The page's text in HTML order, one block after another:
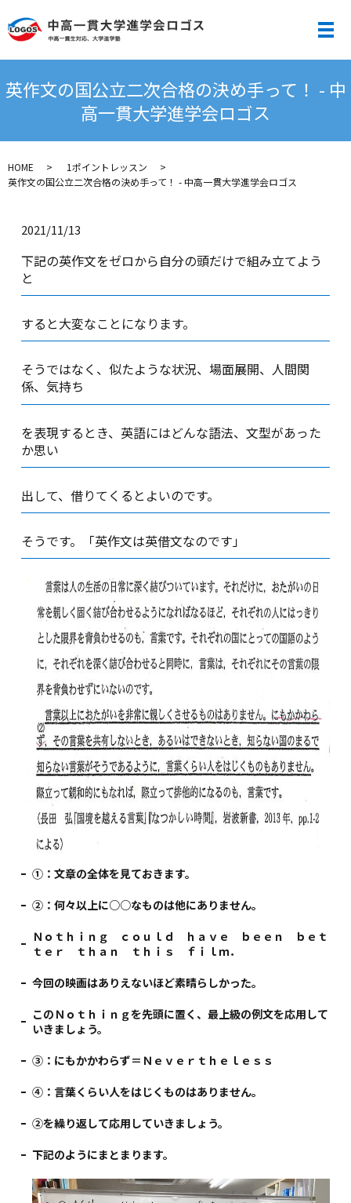
メ
英作文の国公立二次合格の決め手って！ - 中
高一貫大学進学会ロゴス
HOME
1ポイントレッスン
英作文の国公立二次合格の決め手って！ - 中高一貫大学進学会ロゴス
2021/11/13
下記の英作文をゼロから自分の頭だけで組み立てよう
と
すると大変なことになります。
そうではなく、似たような状況、場面展開、人間関
係、気持ち
を表現するとき、英語にはどんな語法、文型があった
か思い
出して、借りてくるとよいのです。
そうです。「英作文は英借文なのです」
①：文章の全体を見ておきます。
②：何々以上に○○なものは他にありません。
Ｎｏｔｈｉｎｇ ｃｏｕｌｄ ｈａｖｅ ｂｅｅｎ ｂｅｔ
ｔｅｒ ｔｈａｎ ｔｈｉｓ ｆｉｌｍ．
今回の映画はありえないほど素晴らしかった。
このＮｏｔｈｉｎｇを先頭に置く、最上級の例文を応用して
いきましょう。
③：にもかかわらず＝Ｎｅｖｅｒｔｈｅｌｅｓｓ
④：言葉くらい人をはじくものはありません。
②を繰り返して応用していきましょう。
下記のようにまとまります。